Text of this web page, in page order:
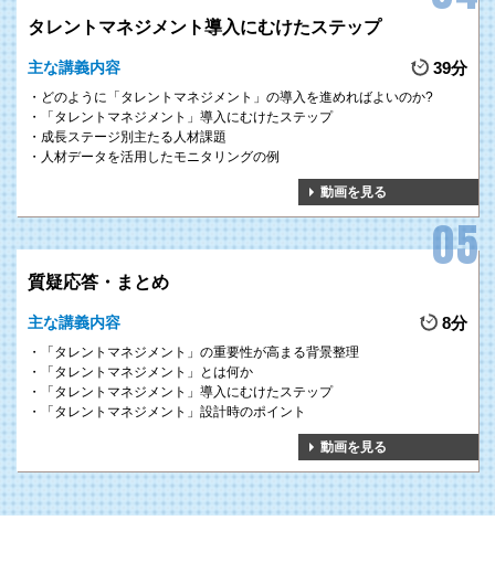
タレントマネジメント導入にむけたステップ
主な講義内容 39分
どのように「タレントマネジメント」の導入を進めればよいのか?
「タレントマネジメント」導入にむけたステップ
成⾧ステージ別主たる人材課題
人材データを活用したモニタリングの例
動画を見る
質疑応答・まとめ
主な講義内容 8分
「タレントマネジメント」の重要性が高まる背景整理
「タレントマネジメント」とは何か
「タレントマネジメント」導入にむけたステップ
「タレントマネジメント」設計時のポイント
動画を見る